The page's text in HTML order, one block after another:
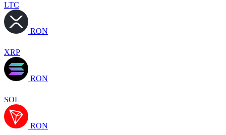
LTC
RON
XRP
RON
SOL
RON